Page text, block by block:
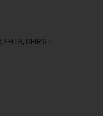
CRP-LHTR,JHR, JHTR, FHR, FHTR, DHR 6인용 호환모델입니다.